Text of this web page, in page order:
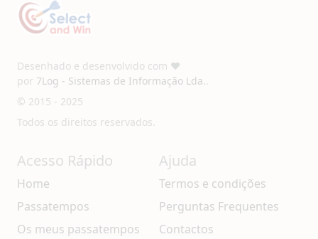
Desenhado e desenvolvido com ❤️
por 7Log - Sistemas de Informação Lda..
© 2015 - 2025
Todos os direitos reservados.
Acesso Rápido
Home
Passatempos
Os meus passatempos
Ajuda
Termos e condições
Perguntas Frequentes
Contactos